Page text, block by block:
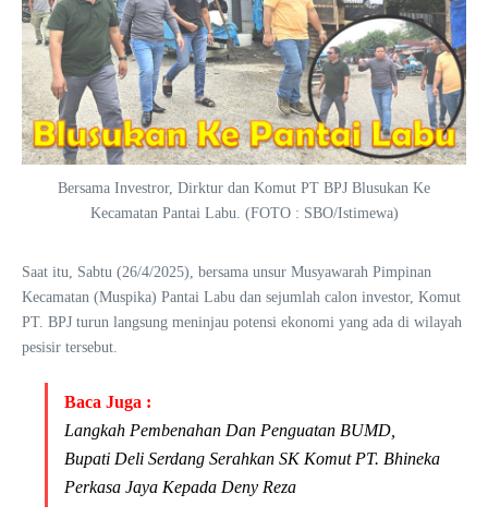
Bersama Investror, Dirktur dan Komut PT BPJ Blusukan Ke
Kecamatan Pantai Labu. (FOTO : SBO/Istimewa)
Saat itu, Sabtu (26/4/2025), bersama unsur Musyawarah Pimpinan
Kecamatan (Muspika) Pantai Labu dan sejumlah calon investor, Komut
PT. BPJ turun langsung meninjau potensi ekonomi yang ada di wilayah
pesisir tersebut.
Baca Juga :
Langkah Pembenahan Dan Penguatan BUMD,
Bupati Deli Serdang Serahkan SK Komut PT. Bhineka
Perkasa Jaya Kepada Deny Reza